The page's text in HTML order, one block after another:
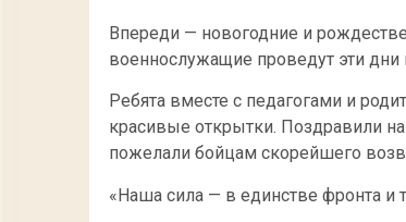
Впереди — новогодние и
военнослужащие проведут эти
Ребята вместе с педагогами и
красивые открытки. Поздравили
пожелали бойцам скорейшего
«Наша сила — в единстве фронта и